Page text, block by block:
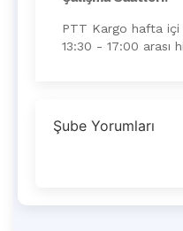
PTT Kargo hafta
13:30 - 17:00 arası
Şube Yorumları